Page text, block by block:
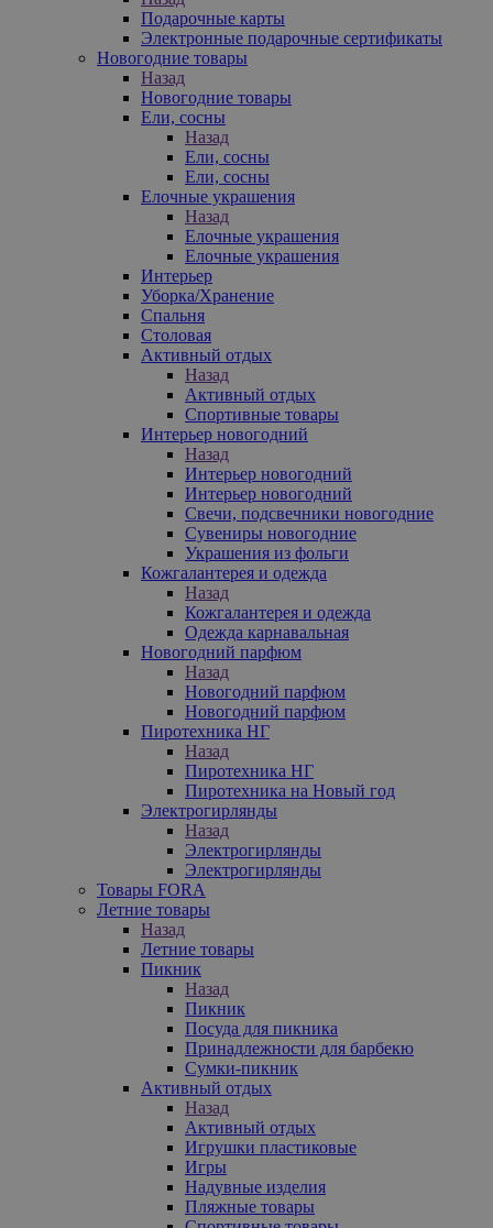
Подарочные карты
Электронные подарочные сертификаты
Новогодние товары
Назад
Новогодние товары
Ели, сосны
Назад
Ели, сосны
Ели, сосны
Елочные украшения
Назад
Елочные украшения
Елочные украшения
Интерьер
Уборка/Хранение
Спальня
Столовая
Активный отдых
Назад
Активный отдых
Спортивные товары
Интерьер новогодний
Назад
Интерьер новогодний
Интерьер новогодний
Свечи, подсвечники новогодние
Сувениры новогодние
Украшения из фольги
Кожгалантерея и одежда
Назад
Кожгалантерея и одежда
Одежда карнавальная
Новогодний парфюм
Назад
Новогодний парфюм
Новогодний парфюм
Пиротехника НГ
Назад
Пиротехника НГ
Пиротехника на Новый год
Электрогирлянды
Назад
Электрогирлянды
Электрогирлянды
Товары FORA
Летние товары
Назад
Летние товары
Пикник
Назад
Пикник
Посуда для пикника
Принадлежности для барбекю
Сумки-пикник
Активный отдых
Назад
Активный отдых
Игрушки пластиковые
Игры
Надувные изделия
Пляжные товары